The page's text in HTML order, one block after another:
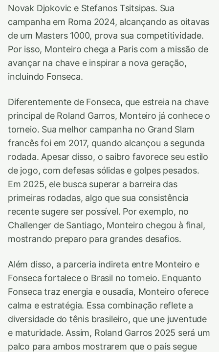
Novak Djokovic e Stefanos Tsitsipas. Sua
campanha em Roma 2024, alcançando as oitavas
de um Masters 1000, prova sua competitividade.
Por isso, Monteiro chega a Paris com a missão de
avançar na chave e inspirar a nova geração,
incluindo Fonseca.
Diferentemente de Fonseca, que estreia na chave
principal de Roland Garros, Monteiro já conhece o
torneio. Sua melhor campanha no Grand Slam
francês foi em 2017, quando alcançou a segunda
rodada. Apesar disso, o saibro favorece seu estilo
de jogo, com defesas sólidas e golpes pesados.
Em 2025, ele busca superar a barreira das
primeiras rodadas, algo que sua consistência
recente sugere ser possível. Por exemplo, no
Challenger de Santiago, Monteiro chegou à final,
mostrando preparo para grandes desafios.
Além disso, a parceria indireta entre Monteiro e
Fonseca fortalece o Brasil no torneio. Enquanto
Fonseca traz energia e ousadia, Monteiro oferece
calma e estratégia. Essa combinação reflete a
diversidade do tênis brasileiro, que une juventude
e maturidade. Assim, Roland Garros 2025 será um
palco para ambos mostrarem que o país segue